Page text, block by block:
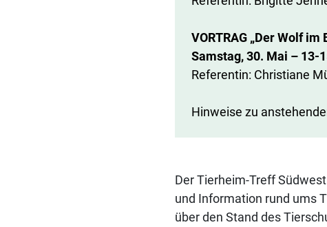
VORTRAG „Der Wolf
Samstag, 30. Mai – 13-
Referentin: Christiane
Hinweise zu
Der Tierheim-Treff
und Information rund ums
über den Stand des